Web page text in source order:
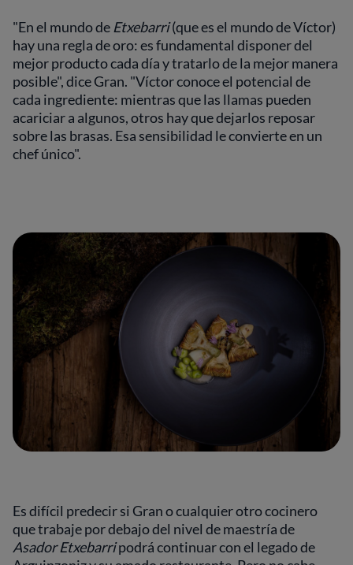
"En el mundo de Etxebarri(que es el mundo de Víctor)
hay una regla de oro: es fundamental disponer del
mejor producto cada día y tratarlo de la mejor manera
posible", dice Gran. "Víctor conoce el potencial de
cada ingrediente: mientras que las llamas pueden
acariciar a algunos, otros hay que dejarlos reposar
sobre las brasas. Esa sensibilidad le convierte en un
chef único".
Es difícil predecir si Gran o cualquier otro cocinero
que trabaje por debajo del nivel de maestría de
Asador Etxebarripodrá continuar con el legado de